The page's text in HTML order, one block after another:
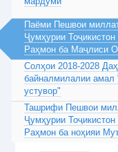
Паёми Пешвои
Ҷумҳурии
Раҳмон ба Маҷлиси
Солҳои 2018-2028
байналмилалии
устувор"
Ташрифи Пешвои
Ҷумҳурии
Раҳмон ба ноҳияи